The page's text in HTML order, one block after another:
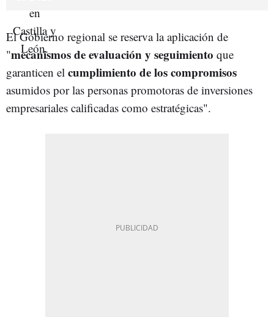
El Gobierno regional se reserva la aplicación de
"mecanismos de evaluación y seguimiento que
garanticen el cumplimiento de los compromisos
asumidos por las personas promotoras de inversiones
empresariales calificadas como estratégicas".